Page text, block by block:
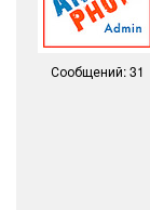
Сообщений: 31